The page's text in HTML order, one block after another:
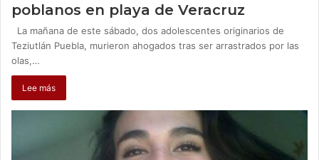
poblanos en playa de Veracruz
La mañana de este sábado, dos adolescentes originarios de
Teziutlán Puebla, murieron ahogados tras ser arrastrados por las
olas,…
Lee más